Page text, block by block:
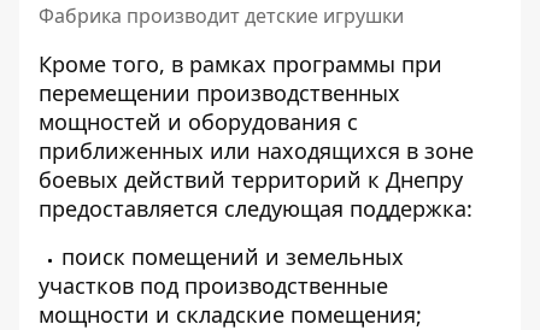
Фабрика производит детские игрушки
Кроме того, в рамках программы при
перемещении производственных
мощностей и оборудования с
приближенных или находящихся в зоне
боевых действий территорий к Днепру
предоставляется следующая поддержка:
поиск помещений и земельных
участков под производственные
мощности и складские помещения;